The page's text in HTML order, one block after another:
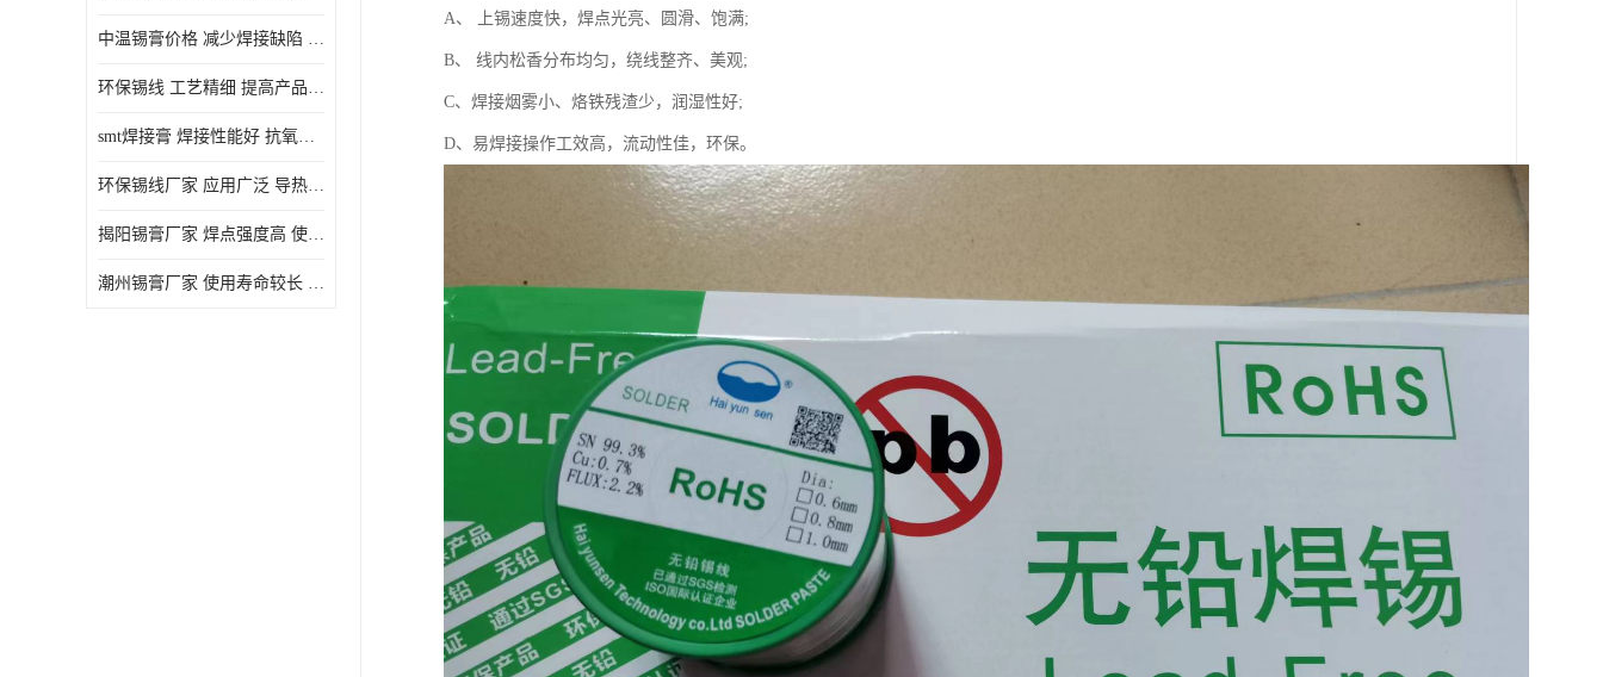
中温锡膏价格 减少焊接缺陷 减少维护成本 抗氧化性能好
环保锡线 工艺精细 提高产品质量
smt焊接膏 焊接性能好 抗氧化性能好 焊接温度低
环保锡线厂家 应用广泛 导热性能好
揭阳锡膏厂家 焊点强度高 使用寿命较长
潮州锡膏厂家 使用寿命较长 电气性能稳定
A、 上锡速度快，焊点光亮、圆滑、饱满;
B、 线内松香分布均匀，绕线整齐、美观;
C、焊接烟雾小、烙铁残渣少，润湿性好;
D、易焊接操作工效高，流动性佳，环保。